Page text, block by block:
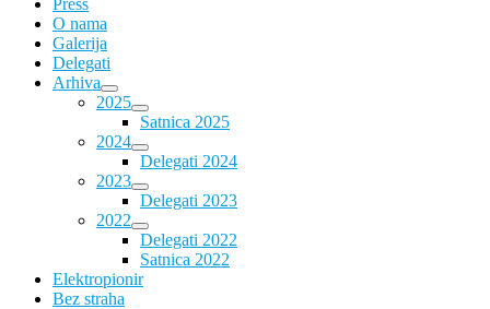
Press
O nama
Galerija
Delegati
Arhiva
2025
Satnica 2025
2024
Delegati 2024
2023
Delegati 2023
2022
Delegati 2022
Satnica 2022
Elektropionir
Bez straha